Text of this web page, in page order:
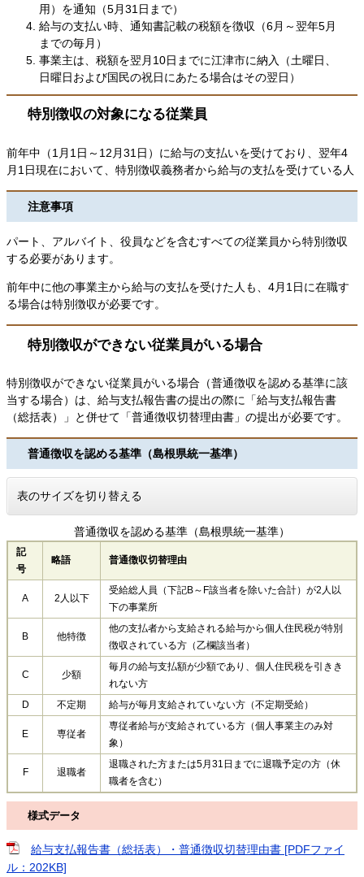
用）を通知（5月31日まで）
給与の支払い時、通知書記載の税額を徴収（6月～翌年5月
までの毎月）
事業主は、税額を翌月10日までに江津市に納入（土曜日、
日曜日および国民の祝日にあたる場合はその翌日）
特別徴収の対象になる従業員
前年中（1月1日～12月31日）に給与の支払いを受けており、翌年4
月1日現在において、特別徴収義務者から給与の支払を受けている人
注意事項
パート、アルバイト、役員などを含むすべての従業員から特別徴収
する必要があります。
前年中に他の事業主から給与の支払を受けた人も、4月1日に在職す
る場合は特別徴収が必要です。
特別徴収ができない従業員がいる場合
特別徴収ができない従業員がいる場合（普通徴収を認める基準に該
当する場合）は、給与支払報告書の提出の際に「給与支払報告書
（総括表）」と併せて「普通徴収切替理由書」の提出が必要です。
普通徴収を認める基準（島根県統一基準）
表のサイズを切り替える
記
号
略語 普通徴収切替理由
普通徴収を認める基準（島根県統一基準）
A 2人以下
受給総人員（下記B～F該当者を除いた合計）が2人以
下の事業所
B 他特徴
他の支払者から支給される給与から個人住民税が特別
徴収されている方（乙欄該当者）
C 少額
毎月の給与支払額が少額であり、個人住民税を引きき
れない方
D
不定期 給与が毎月支給されていない方（不定期受給）
E 専従者
専従者給与が支給されている方（個人事業主のみ対
象）
F 退職者
退職された方または5月31日までに退職予定の方（休
職者を含む）
様式データ
給与支払報告書（総括表）・普通徴収切替理由書 [PDFファイ
ル：202KB]